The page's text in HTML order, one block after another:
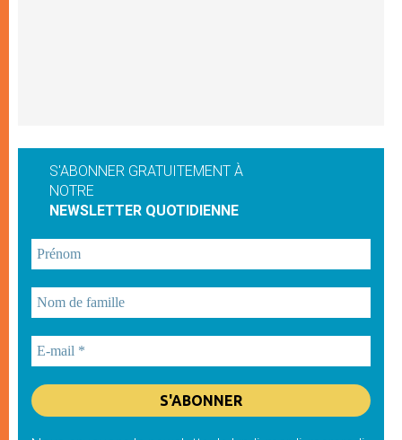
S'ABONNER GRATUITEMENT À
NOTRE
NEWSLETTER QUOTIDIENNE